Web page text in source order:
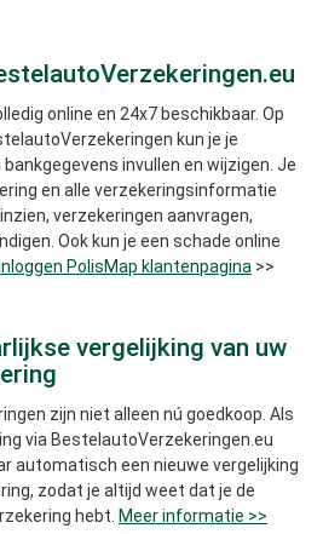
online en 24x7 beschikbaar. Op
kun je je
invullen en wijzigen. Je
en alle verzekeringsinformatie
verzekeringen aanvragen,
Ook kun je een schade online
Inloggen PolisMap klantenpagina >>
vergelijking van uw
zijn niet alleen nú goedkoop. Als
via BestelautoVerzekeringen.eu
automatisch een nieuwe vergelijking
zodat je altijd weet dat je de
hebt. Meer informatie >>